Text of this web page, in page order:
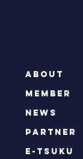
ABOUT
MEMBER
NEWS
PARTNER
e-tsuku